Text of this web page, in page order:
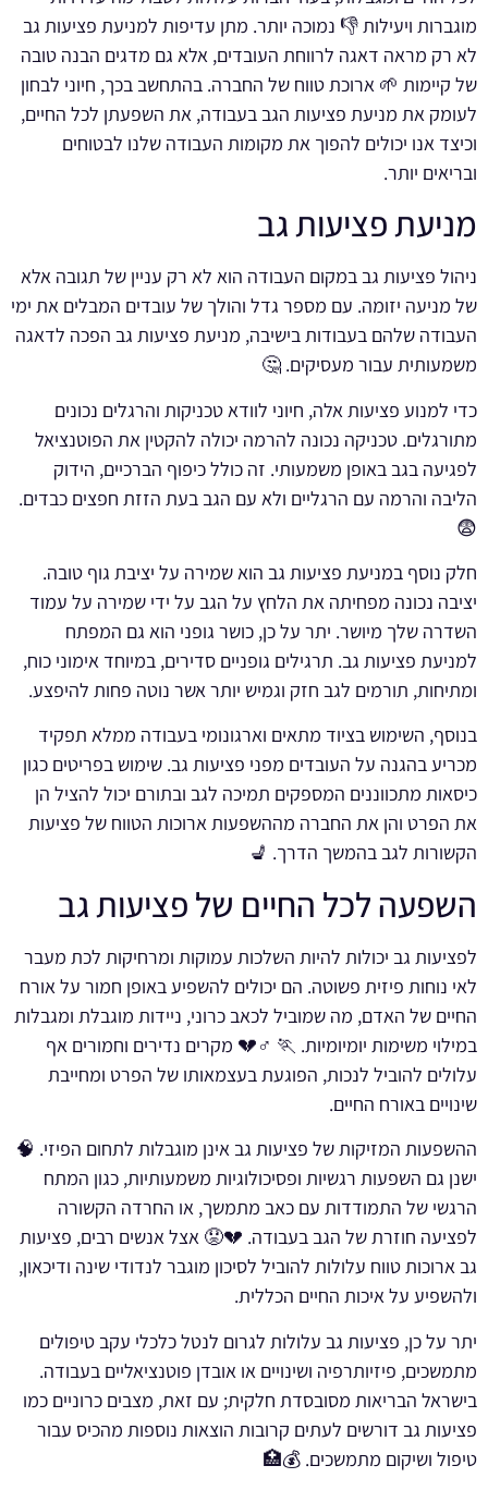
מוגברות ויעילות 👎 נמוכה יותר. מתן עדיפות למניעת פציעות גב
לא רק מראה דאגה לרווחת העובדים, אלא גם מדגים הבנה טובה
של קיימות 🌱 ארוכת טווח של החברה. בהתחשב בכך, חיוני לבחון
לעומק את מניעת פציעות הגב בעבודה, את השפעתן לכל החיים,
וכיצד אנו יכולים להפוך את מקומות העבודה שלנו לבטוחים
ובריאים יותר.
מניעת פציעות גב
ניהול פציעות גב במקום העבודה הוא לא רק עניין של תגובה אלא
של מניעה יזומה. עם מספר גדל והולך של עובדים המבלים את ימי
העבודה שלהם בעבודות בישיבה, מניעת פציעות גב הפכה לדאגה
משמעותית עבור מעסיקים. 🤔
כדי למנוע פציעות אלה, חיוני לוודא טכניקות והרגלים נכונים
מתורגלים. טכניקה נכונה להרמה יכולה להקטין את הפוטנציאל
לפגיעה בגב באופן משמעותי. זה כולל כיפוף הברכיים, הידוק
הליבה והרמה עם הרגליים ולא עם הגב בעת הזזת חפצים כבדים.
😨
חלק נוסף במניעת פציעות גב הוא שמירה על יציבת גוף טובה.
יציבה נכונה מפחיתה את הלחץ על הגב על ידי שמירה על עמוד
השדרה שלך מיושר. יתר על כן, כושר גופני הוא גם המפתח
למניעת פציעות גב. תרגילים גופניים סדירים, במיוחד אימוני כוח,
ומתיחות, תורמים לגב חזק וגמיש יותר אשר נוטה פחות להיפצע.
בנוסף, השימוש בציוד מתאים וארגונומי בעבודה ממלא תפקיד
מכריע בהגנה על העובדים מפני פציעות גב. שימוש בפריטים כגון
כיסאות מתכווננים המספקים תמיכה לגב ובתורם יכול להציל הן
את הפרט והן את החברה מההשפעות ארוכות הטווח של פציעות
הקשורות לגב בהמשך הדרך. 💺
השפעה לכל החיים של פציעות גב
לפציעות גב יכולות להיות השלכות עמוקות ומרחיקות לכת מעבר
לאי נוחות פיזית פשוטה. הם יכולים להשפיע באופן חמור על אורח
החיים של האדם, מה שמוביל לכאב כרוני, ניידות מוגבלת ומגבלות
במילוי משימות יומיומיות. 🏃 ♂️💔 מקרים נדירים וחמורים אף
עלולים להוביל לנכות, הפוגעת בעצמאותו של הפרט ומחייבת
שינויים באורח החיים.
ההשפעות המזיקות של פציעות גב אינן מוגבלות לתחום הפיזי. 🧠
ישנן גם השפעות רגשיות ופסיכולוגיות משמעותיות, כגון המתח
הרגשי של התמודדות עם כאב מתמשך, או החרדה הקשורה
לפציעה חוזרת של הגב בעבודה. 💔😟 אצל אנשים רבים, פציעות
גב ארוכות טווח עלולות להוביל לסיכון מוגבר לנדודי שינה ודיכאון,
ולהשפיע על איכות החיים הכללית.
יתר על כן, פציעות גב עלולות לגרום לנטל כלכלי עקב טיפולים
מתמשכים, פיזיותרפיה ושינויים או אובדן פוטנציאליים בעבודה.
בישראל הבריאות מסובסדת חלקית; עם זאת, מצבים כרוניים כמו
פציעות גב דורשים לעתים קרובות הוצאות נוספות מהכיס עבור
טיפול ושיקום מתמשכים. 💰🏥